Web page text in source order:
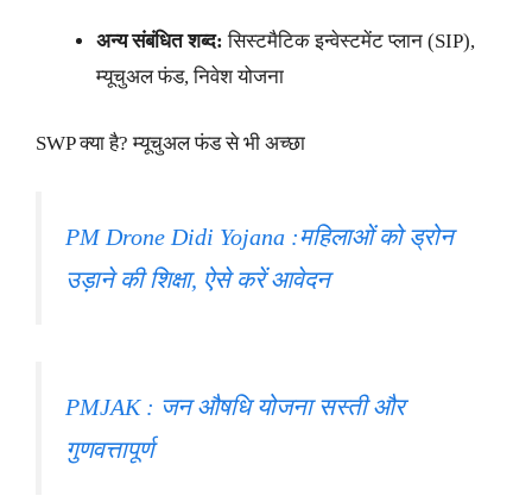
अन्य संबंधित शब्द: सिस्टमैटिक इन्वेस्टमेंट प्लान (SIP),
म्यूचुअल फंड, निवेश योजना
SWP क्या है? म्यूचुअल फंड से भी अच्छा
PM Drone Didi Yojana :महिलाओं को ड्रोन
उड़ाने की शिक्षा, ऐसे करें आवेदन
PMJAK : जन औषधि योजना सस्ती और
गुणवत्तापूर्ण